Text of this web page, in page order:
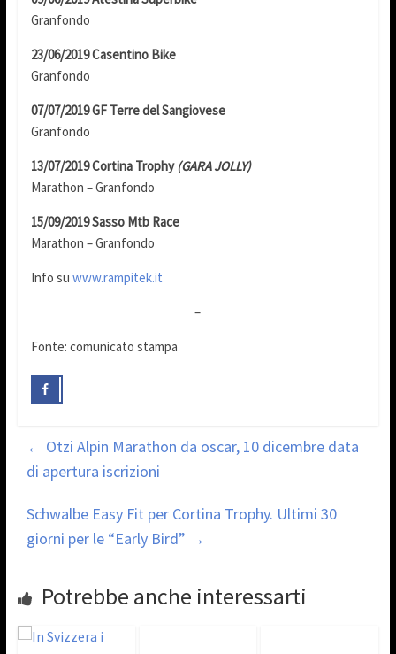
Granfondo
23/06/2019 Casentino Bike
Granfondo
07/07/2019 GF Terre del Sangiovese
Granfondo
13/07/2019 Cortina Trophy (GARA JOLLY)
Marathon – Granfondo
15/09/2019 Sasso Mtb Race
Marathon – Granfondo
Info su www.rampitek.it
–
Fonte: comunicato stampa
← Otzi Alpin Marathon da oscar, 10 dicembre data
di apertura iscrizioni
Schwalbe Easy Fit per Cortina Trophy. Ultimi 30
giorni per le “Early Bird” →
Potrebbe anche interessarti